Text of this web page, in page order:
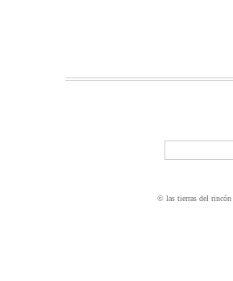
© las tierras del rincón